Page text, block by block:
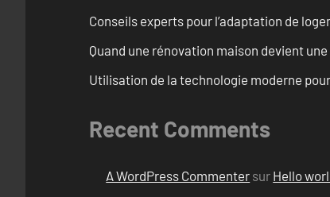
Conseils experts pour l’adaptation de
Quand une rénovation maison devient
Utilisation de la technologie moderne
Recent Comments
A WordPress Commenter sur Hello